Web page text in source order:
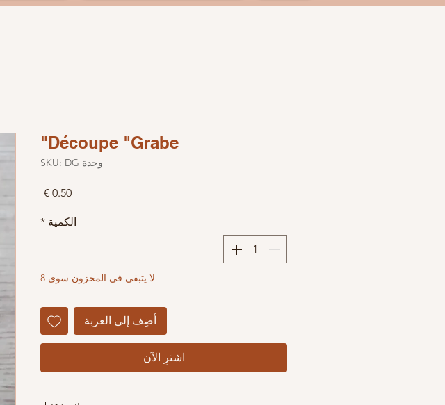
Découpe "Grabe"
وحدة SKU: DG
السعر
الكمية *
لا يتبقى في المخزون سوى 8
أضِف إلى العربة
اشترِ الآن